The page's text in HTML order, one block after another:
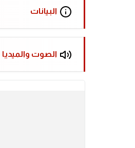
البيانات
الصوت والميديا